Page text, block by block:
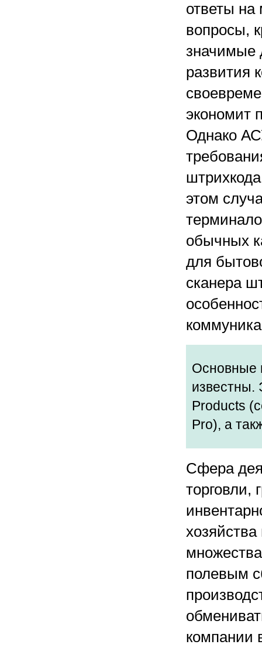
ответы на
вопросы,
значимые
развития
экономит
Однако
этом
обычных
для
сканера
Основные
известны.
Products
Pro), а
Сфера
торговли,
полевым
компании